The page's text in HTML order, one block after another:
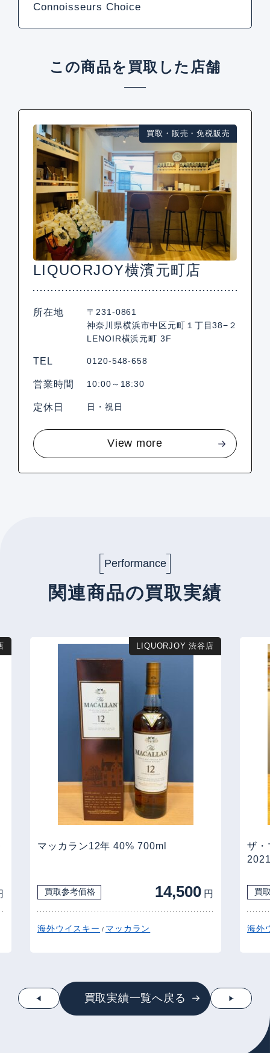
Connoisseurs Choice
この商品を買取した店舗
買取・販売・免税販売
LIQUORJOY横濱元町店
所在地
〒231-0861
神奈川県横浜市中区元町１丁目38−２
LENOIR横浜元町 3F
TEL 0120-548-658
営業時間 10:00～18:30
定休日 日・祝日
View more
Performance
関連商品の買取実績
LIQUORJOY 渋谷店
マッカラン12年 40% 700ml
買取参考価格 14,500 円
海外ウイスキー / マッカラン
ザ・
買
海外
買取実績一覧へ戻る